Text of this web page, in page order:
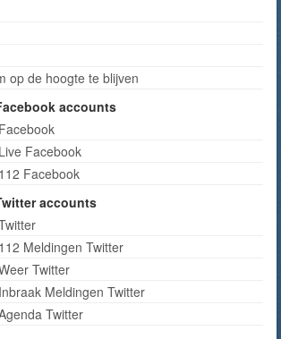
op de hoogte te blijven
accounts
Facebook
Facebook
accounts
Meldingen Twitter
Twitter
Meldingen Twitter
Twitter